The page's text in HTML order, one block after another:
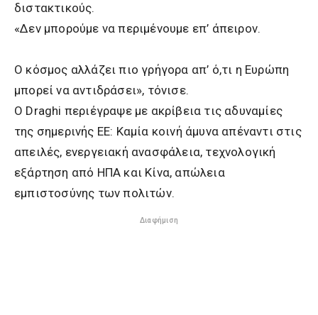
διστακτικούς.
«Δεν μπορούμε να περιμένουμε επ’ άπειρον.
Ο κόσμος αλλάζει πιο γρήγορα απ’ ό,τι η Ευρώπη
μπορεί να αντιδράσει», τόνισε.
Ο Draghi περιέγραψε με ακρίβεια τις αδυναμίες
της σημερινής ΕΕ: Καμία κοινή άμυνα απέναντι στις
απειλές, ενεργειακή ανασφάλεια, τεχνολογική
εξάρτηση από ΗΠΑ και Κίνα, απώλεια
εμπιστοσύνης των πολιτών.
Διαφήμιση